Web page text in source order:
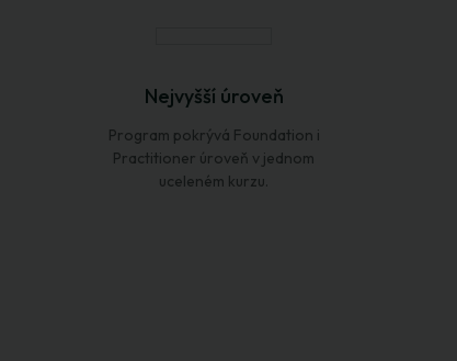
Nejvyšší úroveň
Program pokrývá Foundation i
Practitioner úroveň v jednom
uceleném kurzu.